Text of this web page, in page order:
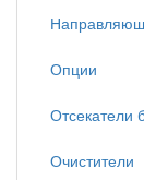
Опции
Отсекатели
Очистители